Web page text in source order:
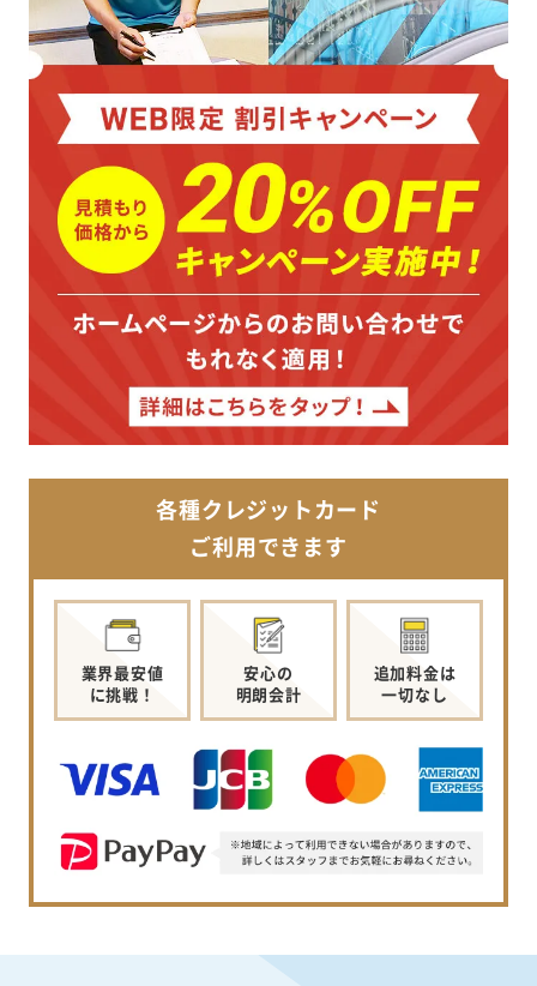
各種クレジットカード
ご利用できます
業界最安値
に挑戦！
安心の
明朗会計
追加料金は
一切なし